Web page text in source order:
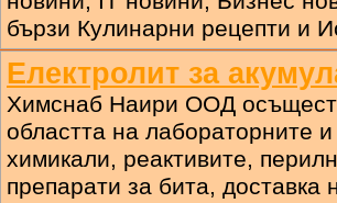
бързи Кулинарни рецепти и
Електролит за
Химснаб Наири ООД
областта на лабораторните
химикали, реактивите,
препарати за бита,